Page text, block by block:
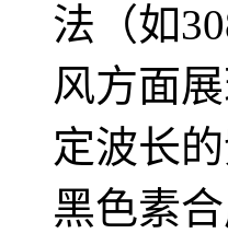
法（如
风方面
定波长
黑色素